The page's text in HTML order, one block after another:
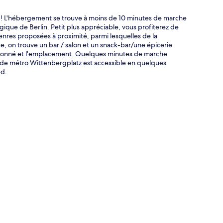
se trouve à moins de 10 minutes de marche
de Berlin. Petit plus appréciable, vous profiterez de
proposées à proximité, parmi lesquelles de la
on trouve un bar / salon et un snack-bar/une épicerie
et l'emplacement. Quelques minutes de marche
métro Wittenbergplatz est accessible en quelques